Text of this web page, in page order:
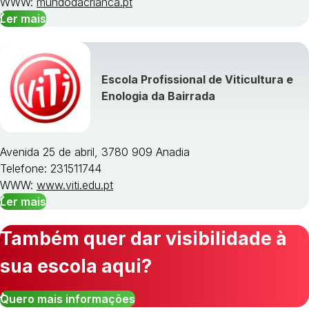
Ler mais
Escola Profissional de Viticultura e
Enologia da Bairrada
Avenida 25 de abril, 3780 909 Anadia
Telefone: 231511744
WWW: www.viti.edu.pt
Ler mais
Também quer dar visibilidade à
sua escola aqui?
Quero mais informações